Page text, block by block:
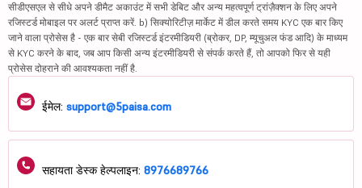
सीडीएसएल से सीधे अपने डीमैट अकाउंट में सभी डेबिट और अन्य महत्वपूर्ण ट्रांज़ैक्शन के लिए अपने
रजिस्टर्ड मोबाइल पर अलर्ट प्राप्त करें. b) सिक्योरिटीज़ मार्केट में डील करते समय KYC एक बार किए
जाने वाला प्रोसेस है - एक बार सेबी रजिस्टर्ड इंटरमीडियरी (ब्रोकर, DP, म्यूचुअल फंड आदि) के माध्यम
से KYC करने के बाद, जब आप किसी अन्य इंटरमीडियरी से संपर्क करते हैं, तो आपको फिर से यही
प्रोसेस दोहराने की आवश्यकता नहीं है.
ईमेल: support@5paisa.com
सहायता डेस्क हेल्पलाइन: 8976689766